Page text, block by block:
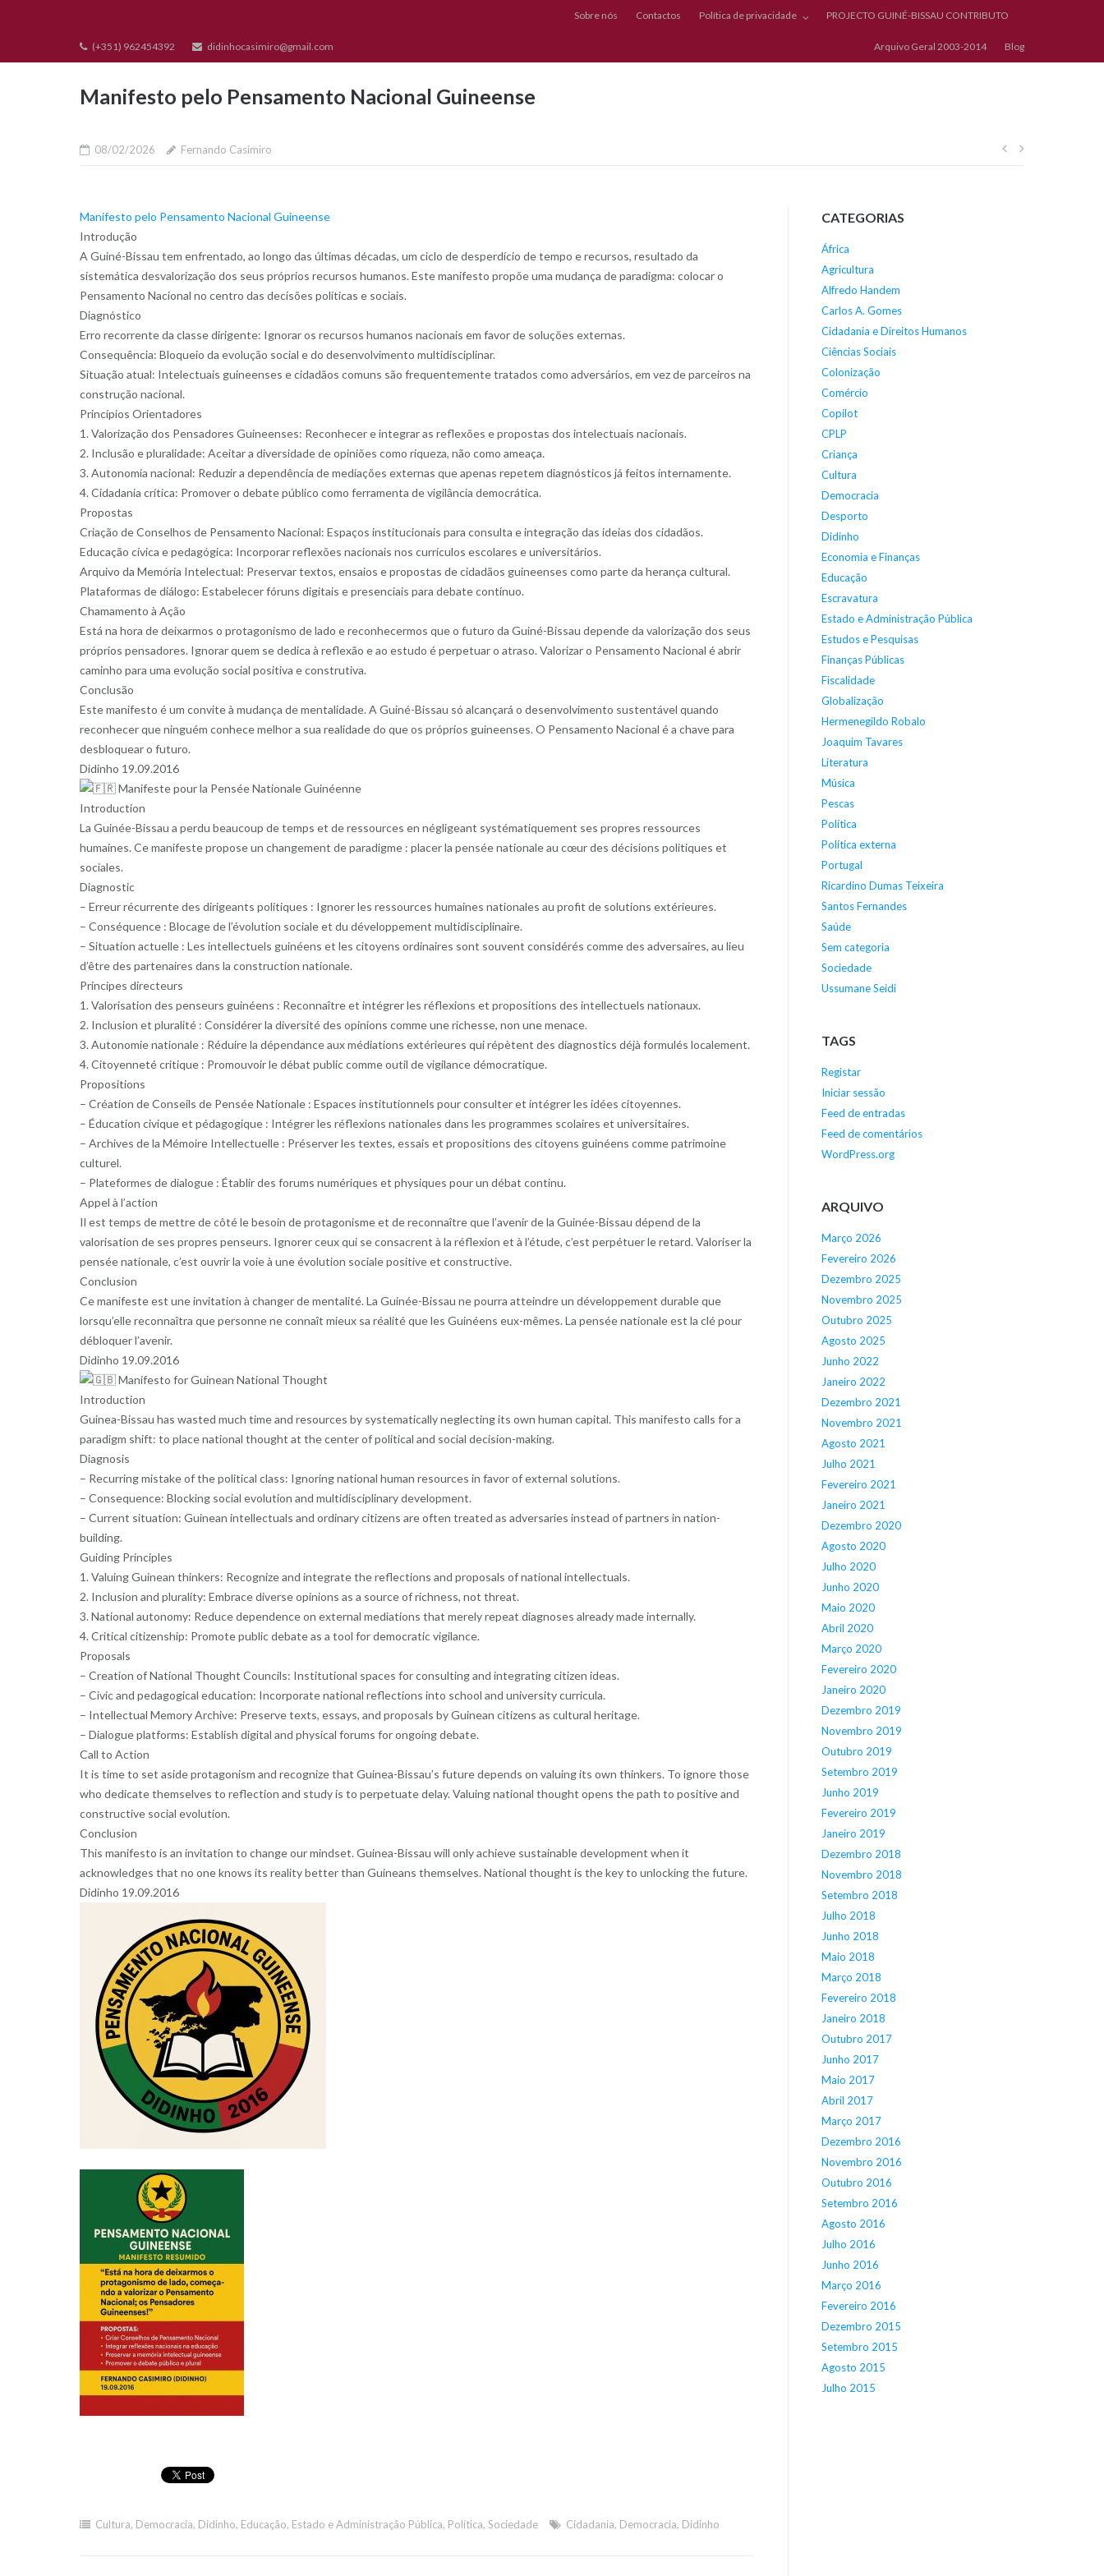
(+351) 962454392 didinhocasimiro@gmail.com
Sobre nós Contactos Política de privacidade PROJECTO GUINÉ-BISSAU CONTRIBUTO
Arquivo Geral 2003-2014 Blog
Manifesto pelo Pensamento Nacional Guineense
08/02/2026 Fernando Casimiro
Navegação
Manifesto pelo Pensamento Nacional Guineense
Introdução
A Guiné-Bissau tem enfrentado, ao longo das últimas décadas, um ciclo de desperdício de tempo e recursos, resultado da
sistemática desvalorização dos seus próprios recursos humanos. Este manifesto propõe uma mudança de paradigma: colocar o
Pensamento Nacional no centro das decisões políticas e sociais.
Diagnóstico
Erro recorrente da classe dirigente: Ignorar os recursos humanos nacionais em favor de soluções externas.
Consequência: Bloqueio da evolução social e do desenvolvimento multidisciplinar.
Situação atual: Intelectuais guineenses e cidadãos comuns são frequentemente tratados como adversários, em vez de parceiros na
construção nacional.
Princípios Orientadores
1. Valorização dos Pensadores Guineenses: Reconhecer e integrar as reflexões e propostas dos intelectuais nacionais.
2. Inclusão e pluralidade: Aceitar a diversidade de opiniões como riqueza, não como ameaça.
3. Autonomia nacional: Reduzir a dependência de mediações externas que apenas repetem diagnósticos já feitos internamente.
4. Cidadania crítica: Promover o debate público como ferramenta de vigilância democrática.
Propostas
Criação de Conselhos de Pensamento Nacional: Espaços institucionais para consulta e integração das ideias dos cidadãos.
Educação cívica e pedagógica: Incorporar reflexões nacionais nos currículos escolares e universitários.
Arquivo da Memória Intelectual: Preservar textos, ensaios e propostas de cidadãos guineenses como parte da herança cultural.
Plataformas de diálogo: Estabelecer fóruns digitais e presenciais para debate contínuo.
Chamamento à Ação
Está na hora de deixarmos o protagonismo de lado e reconhecermos que o futuro da Guiné-Bissau depende da valorização dos seus
próprios pensadores. Ignorar quem se dedica à reflexão e ao estudo é perpetuar o atraso. Valorizar o Pensamento Nacional é abrir
caminho para uma evolução social positiva e construtiva.
Conclusão
Este manifesto é um convite à mudança de mentalidade. A Guiné-Bissau só alcançará o desenvolvimento sustentável quando
reconhecer que ninguém conhece melhor a sua realidade do que os próprios guineenses. O Pensamento Nacional é a chave para
desbloquear o futuro.
Didinho 19.09.2016
Manifeste pour la Pensée Nationale Guinéenne
Introduction
La Guinée-Bissau a perdu beaucoup de temps et de ressources en négligeant systématiquement ses propres ressources
humaines. Ce manifeste propose un changement de paradigme : placer la pensée nationale au cœur des décisions politiques et
sociales.
Diagnostic
– Erreur récurrente des dirigeants politiques : Ignorer les ressources humaines nationales au profit de solutions extérieures.
– Conséquence : Blocage de l’évolution sociale et du développement multidisciplinaire.
– Situation actuelle : Les intellectuels guinéens et les citoyens ordinaires sont souvent considérés comme des adversaires, au lieu
d’être des partenaires dans la construction nationale.
Principes directeurs
1. Valorisation des penseurs guinéens : Reconnaître et intégrer les réflexions et propositions des intellectuels nationaux.
2. Inclusion et pluralité : Considérer la diversité des opinions comme une richesse, non une menace.
3. Autonomie nationale : Réduire la dépendance aux médiations extérieures qui répètent des diagnostics déjà formulés localement.
4. Citoyenneté critique : Promouvoir le débat public comme outil de vigilance démocratique.
Propositions
– Création de Conseils de Pensée Nationale : Espaces institutionnels pour consulter et intégrer les idées citoyennes.
– Éducation civique et pédagogique : Intégrer les réflexions nationales dans les programmes scolaires et universitaires.
– Archives de la Mémoire Intellectuelle : Préserver les textes, essais et propositions des citoyens guinéens comme patrimoine
culturel.
– Plateformes de dialogue : Établir des forums numériques et physiques pour un débat continu.
Appel à l’action
Il est temps de mettre de côté le besoin de protagonisme et de reconnaître que l’avenir de la Guinée-Bissau dépend de la
valorisation de ses propres penseurs. Ignorer ceux qui se consacrent à la réflexion et à l’étude, c’est perpétuer le retard. Valoriser la
pensée nationale, c’est ouvrir la voie à une évolution sociale positive et constructive.
Conclusion
Ce manifeste est une invitation à changer de mentalité. La Guinée-Bissau ne pourra atteindre un développement durable que
lorsqu’elle reconnaîtra que personne ne connaît mieux sa réalité que les Guinéens eux-mêmes. La pensée nationale est la clé pour
débloquer l’avenir.
Didinho 19.09.2016
Manifesto for Guinean National Thought
Introduction
Guinea-Bissau has wasted much time and resources by systematically neglecting its own human capital. This manifesto calls for a
paradigm shift: to place national thought at the center of political and social decision-making.
Diagnosis
– Recurring mistake of the political class: Ignoring national human resources in favor of external solutions.
– Consequence: Blocking social evolution and multidisciplinary development.
– Current situation: Guinean intellectuals and ordinary citizens are often treated as adversaries instead of partners in nation-
building.
Guiding Principles
1. Valuing Guinean thinkers: Recognize and integrate the reflections and proposals of national intellectuals.
2. Inclusion and plurality: Embrace diverse opinions as a source of richness, not threat.
3. National autonomy: Reduce dependence on external mediations that merely repeat diagnoses already made internally.
4. Critical citizenship: Promote public debate as a tool for democratic vigilance.
Proposals
– Creation of National Thought Councils: Institutional spaces for consulting and integrating citizen ideas.
– Civic and pedagogical education: Incorporate national reflections into school and university curricula.
– Intellectual Memory Archive: Preserve texts, essays, and proposals by Guinean citizens as cultural heritage.
– Dialogue platforms: Establish digital and physical forums for ongoing debate.
Call to Action
It is time to set aside protagonism and recognize that Guinea-Bissau’s future depends on valuing its own thinkers. To ignore those
who dedicate themselves to reflection and study is to perpetuate delay. Valuing national thought opens the path to positive and
constructive social evolution.
Conclusion
This manifesto is an invitation to change our mindset. Guinea-Bissau will only achieve sustainable development when it
acknowledges that no one knows its reality better than Guineans themselves. National thought is the key to unlocking the future.
Didinho 19.09.2016
Cultura, Democracia, Didinho, Educação, Estado e Administração Pública, Política, Sociedade Cidadania, Democracia, Didinho
CATEGORIAS
África
Agricultura
Alfredo Handem
Carlos A. Gomes
Cidadania e Direitos Humanos
Ciências Sociais
Colonização
Comércio
Copilot
CPLP
Criança
Cultura
Democracia
Desporto
Didinho
Economia e Finanças
Educação
Escravatura
Estado e Administração Pública
Estudos e Pesquisas
Finanças Públicas
Fiscalidade
Globalização
Hermenegildo Robalo
Joaquim Tavares
Literatura
Música
Pescas
Política
Política externa
Portugal
Ricardino Dumas Teixeira
Santos Fernandes
Saúde
Sem categoria
Sociedade
Ussumane Seidi
TAGS
Registar
Iniciar sessão
Feed de entradas
Feed de comentários
WordPress.org
ARQUIVO
Março 2026
Fevereiro 2026
Dezembro 2025
Novembro 2025
Outubro 2025
Agosto 2025
Junho 2022
Janeiro 2022
Dezembro 2021
Novembro 2021
Agosto 2021
Julho 2021
Fevereiro 2021
Janeiro 2021
Dezembro 2020
Agosto 2020
Julho 2020
Junho 2020
Maio 2020
Abril 2020
Março 2020
Fevereiro 2020
Janeiro 2020
Dezembro 2019
Novembro 2019
Outubro 2019
Setembro 2019
Junho 2019
Fevereiro 2019
Janeiro 2019
Dezembro 2018
Novembro 2018
Setembro 2018
Julho 2018
Junho 2018
Maio 2018
Março 2018
Fevereiro 2018
Janeiro 2018
Outubro 2017
Junho 2017
Maio 2017
Abril 2017
Março 2017
Dezembro 2016
Novembro 2016
Outubro 2016
Setembro 2016
Agosto 2016
Julho 2016
Junho 2016
Março 2016
Fevereiro 2016
Dezembro 2015
Setembro 2015
Agosto 2015
Julho 2015